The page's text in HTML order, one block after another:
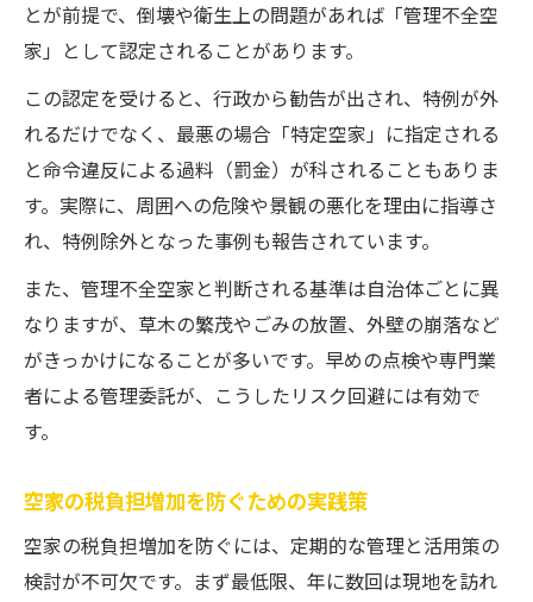
とが前提で、倒壊や衛生上の問題があれば「管理不全空
家」として認定されることがあります。
この認定を受けると、行政から勧告が出され、特例が外
れるだけでなく、最悪の場合「特定空家」に指定される
と命令違反による過料（罰金）が科されることもありま
す。実際に、周囲への危険や景観の悪化を理由に指導さ
れ、特例除外となった事例も報告されています。
また、管理不全空家と判断される基準は自治体ごとに異
なりますが、草木の繁茂やごみの放置、外壁の崩落など
がきっかけになることが多いです。早めの点検や専門業
者による管理委託が、こうしたリスク回避には有効で
す。
空家の税負担増加を防ぐための実践策
空家の税負担増加を防ぐには、定期的な管理と活用策の
検討が不可欠です。まず最低限、年に数回は現地を訪れ